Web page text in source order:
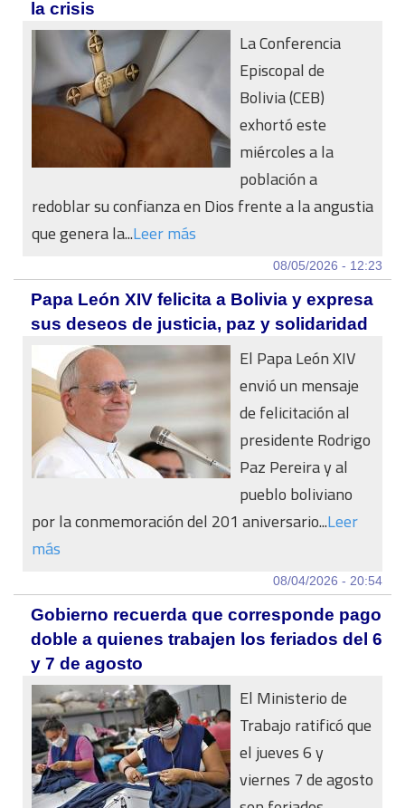
la crisis
La Conferencia
Episcopal de
Bolivia (CEB)
exhortó este
miércoles a la
población a
redoblar su confianza en Dios frente a la angustia
que genera la...Leer más
08/05/2026 - 12:23
Papa León XIV felicita a Bolivia y expresa
sus deseos de justicia, paz y solidaridad
El Papa León XIV
envió un mensaje
de felicitación al
presidente Rodrigo
Paz Pereira y al
pueblo boliviano
por la conmemoración del 201 aniversario...Leer
más
08/04/2026 - 20:54
Gobierno recuerda que corresponde pago
doble a quienes trabajen los feriados del 6
y 7 de agosto
El Ministerio de
Trabajo ratificó que
el jueves 6 y
viernes 7 de agosto